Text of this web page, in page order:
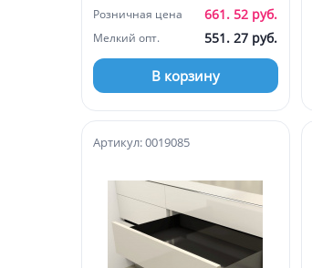
Розничная цена 661. 52 руб.
Мелкий опт. 551. 27 руб.
В корзину
Артикул: 0019085